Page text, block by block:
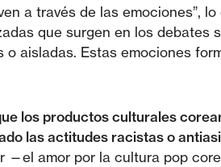
a través de las emociones”,
que surgen en los debates
aisladas. Estas emociones
los productos culturales
las actitudes racistas o
—el amor por la cultura pop